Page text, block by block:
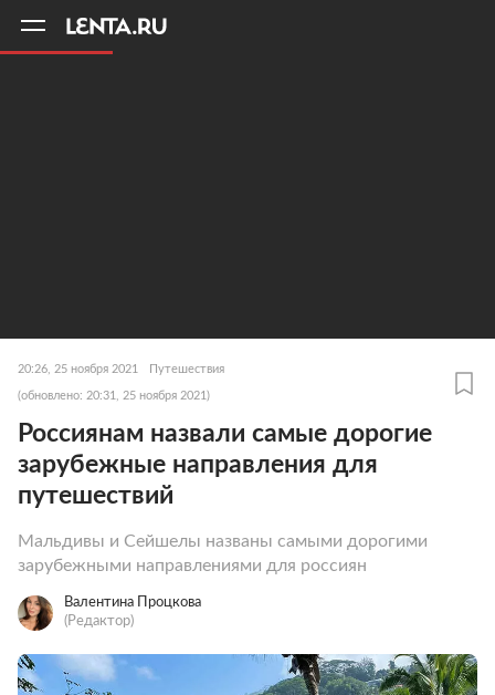
20:26, 25 ноября 2021 Путешествия
(обновлено: 20:31, 25 ноября 2021)
Россиянам назвали самые дорогие
зарубежные направления для
путешествий
Мальдивы и Сейшелы названы самыми дорогими
зарубежными направлениями для россиян
Валентина Процкова
(Редактор)